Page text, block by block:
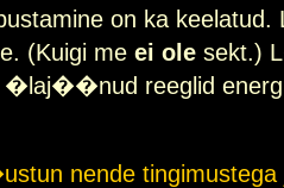
on ka keelatud.
(Kuigi me ei ole sekt.)
�laj��nud reeglid
nende